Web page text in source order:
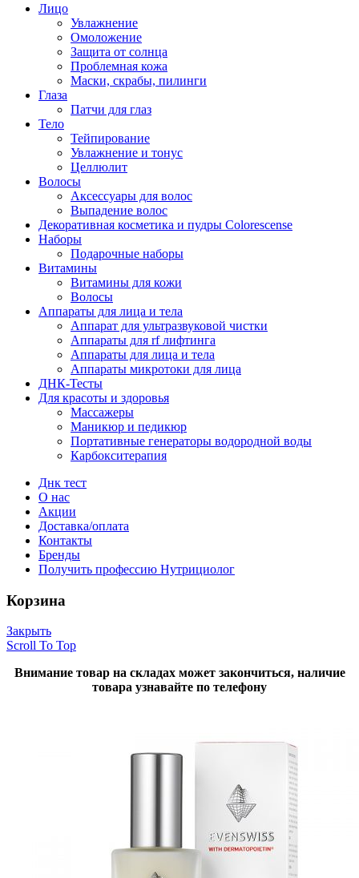
Лицо
Увлажнение
Омоложение
Защита от солнца
Проблемная кожа
Маски, скрабы, пилинги
Глаза
Патчи для глаз
Тело
Тейпирование
Увлажнение и тонус
Целлюлит
Волосы
Аксессуары для волос
Выпадение волос
Декоративная косметика и пудры Colorescense
Наборы
Подарочные наборы
Витамины
Витамины для кожи
Волосы
Аппараты для лица и тела
Аппарат для ультразвуковой чистки
Аппараты для rf лифтинга
Аппараты для лица и тела
Аппараты микротоки для лица
ДНК-Тесты
Для красоты и здоровья
Массажеры
Маникюр и педикюр
Портативные генераторы водородной воды
Карбокситерапия
Днк тест
О нас
Акции
Доставка/оплата
Контакты
Бренды
Получить профессию Нутрициолог
Корзина
Закрыть
Scroll To Top
Внимание товар на складах может закончиться, наличие
товара узнавайте по телефону